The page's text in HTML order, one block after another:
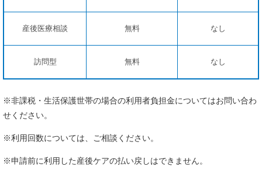
産後医療相談 無料 なし
訪問型 無料 なし
※非課税・生活保護世帯の場合の利用者負担金についてはお問い合わ
せください。
※利用回数については、ご相談ください。
※申請前に利用した産後ケアの払い戻しはできません。